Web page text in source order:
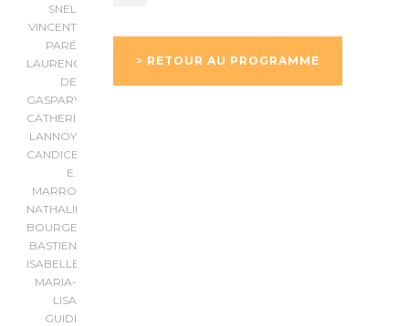
SNEL
VINCENT
PARÉ
LAURENCE
DE
GASPARY
CATHERINE
LANNOY
CANDICE
E.
MARRO
NATHALIE
BOURGEOIS
BASTIEN
ISABELLE
MARIA-
LISA
GUIDI
> RETOUR AU PROGRAMME